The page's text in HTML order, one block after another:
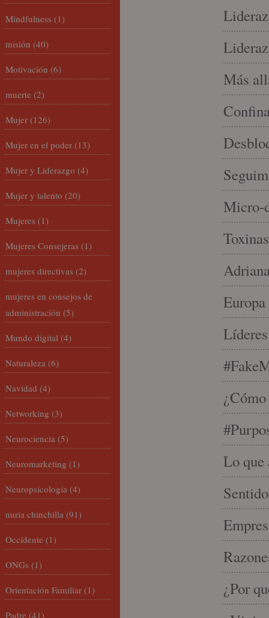
Más
Micro-
Lo que
¿Por
Mindfulness (1)
misión (40)
Motivación (6)
muerte (2)
Mujer (126)
Mujer en el poder (13)
Mujer y Liderazgo (4)
Mujer y talento (20)
Mujeres (1)
Mujeres Consejeras (1)
mujeres directivas (2)
mujeres en consejos de
administración (5)
Mundo digital (4)
Naturaleza (6)
Navidad (4)
Networking (3)
Neurociencia (5)
Neuromarketing (1)
Neuropsicología (4)
nuria chinchilla (91)
Occidente (1)
ONGs (1)
Orientación Familiar (1)
Padre (41)